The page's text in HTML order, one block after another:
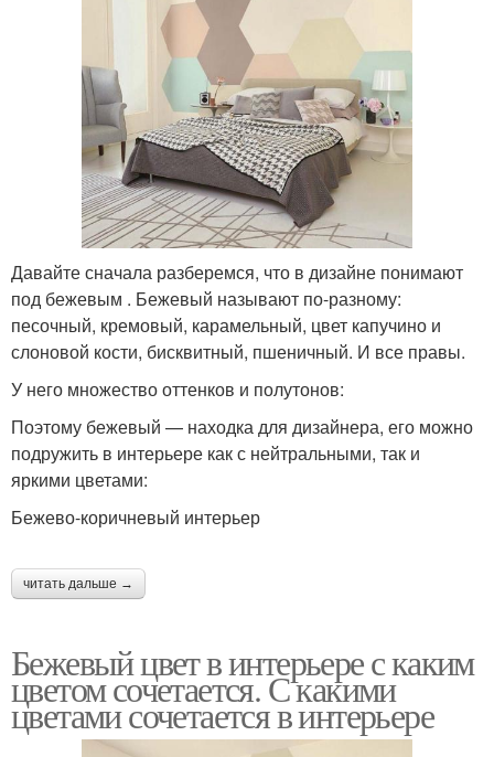
Давайте сначала разберемся, что в дизайне понимают
под бежевым . Бежевый называют по-разному:
песочный, кремовый, карамельный, цвет капучино и
слоновой кости, бисквитный, пшеничный. И все правы.
У него множество оттенков и полутонов:
Поэтому бежевый — находка для дизайнера, его можно
подружить в интерьере как с нейтральными, так и
яркими цветами:
Бежево-коричневый интерьер
читать дальше →
Бежевый цвет в интерьере с каким
цветом сочетается. С какими
цветами сочетается в интерьере